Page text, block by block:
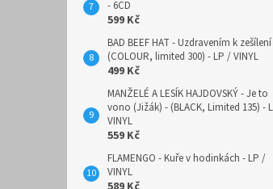
- 6CD
599 Kč
BAD BEEF HAT - Uzdravením k zešílení
(COLOUR, limited 300) - LP / VINYL
499 Kč
MANŽELÉ A LESÍK HAJDOVSKÝ - Je to
vono (Jižák) - (BLACK, Limited 135) -
VINYL
559 Kč
FLAMENGO - Kuře v hodinkách - LP /
VINYL